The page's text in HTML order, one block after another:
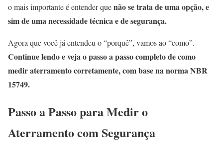
o mais importante é entender quenão se trata de uma opção, e
sim de uma necessidade técnica e de segurança.
Agora que você já entendeu o “porquê”, vamos ao “como”.
Continue lendo e veja o passo a passo completo de como
medir aterramento corretamente, com base na norma NBR
15749.
Passo a Passo para Medir o
Aterramento com Segurança